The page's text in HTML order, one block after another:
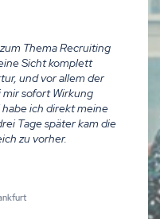
Thema Recruiting
Sicht komplett
und vor allem der
mir sofort Wirkung
ich direkt meine
Tage später kam die
zu vorher.